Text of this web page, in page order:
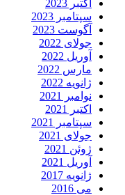
اکتبر 2023
سپتامبر 2023
آگوست 2023
جولای 2022
آوریل 2022
مارس 2022
ژانویه 2022
نوامبر 2021
اکتبر 2021
سپتامبر 2021
جولای 2021
ژوئن 2021
آوریل 2021
ژانویه 2017
می 2016